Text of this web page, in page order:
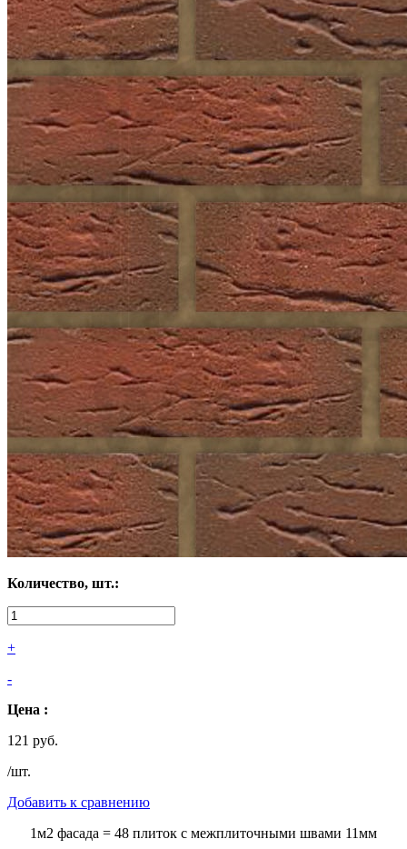
Количество, шт.:
+
-
Цена :
121 руб.
/шт.
Добавить к сравнению
1м2 фасада = 48 плиток с межплиточными швами 11мм